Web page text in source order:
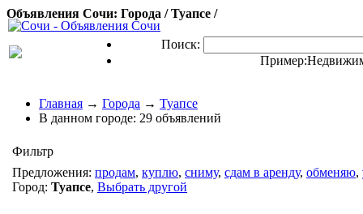
Объявления Сочи: Города / Туапсе /
Поиск:
Пример:
Главная → Города → Туапсе
В данном городе: 29 объявлений
Фильтр
Предложения: продам, куплю, сниму, сдам в аренду, обменяю,
Город: Туапсе, Выбрать другой